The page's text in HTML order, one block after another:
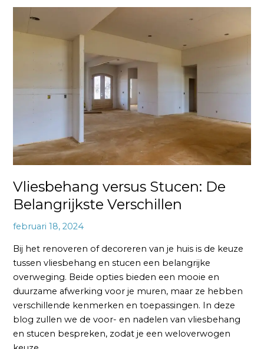
Vliesbehang versus Stucen: De
Belangrijkste Verschillen
februari 18, 2024
Bij het renoveren of decoreren van je huis is de keuze
tussen vliesbehang en stucen een belangrijke
overweging. Beide opties bieden een mooie en
duurzame afwerking voor je muren, maar ze hebben
verschillende kenmerken en toepassingen. In deze
blog zullen we de voor- en nadelen van vliesbehang
en stucen bespreken, zodat je een weloverwogen